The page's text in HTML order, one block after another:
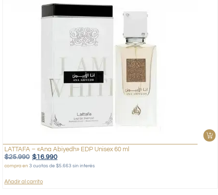
LATTAFA – «Ana Abiyedh» EDP Unisex 60 ml
$25.990 $16.990
compra en 3 cuotas de $5.663 sin interés
Añadir al carrito